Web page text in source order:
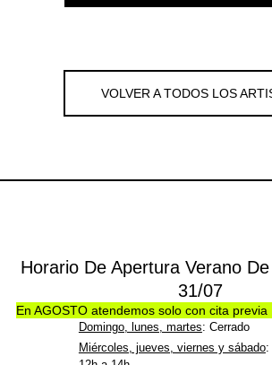
VOLVER A TODOS LOS
Horario De Apertura Verano
31/07
En AGOSTO atendemos solo con cita previa
Domingo, lunes, martes: Cerrado
Miércoles, jueves, viernes y sábado: